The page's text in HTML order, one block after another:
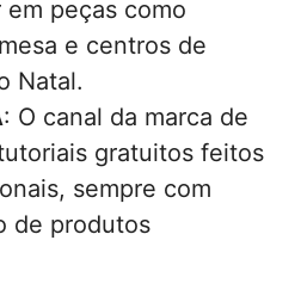
peças como
e centros de
Natal.
: O canal da marca de
gratuitos feitos
sempre com
de produtos